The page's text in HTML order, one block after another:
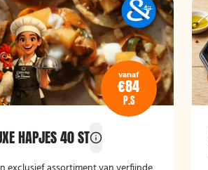
vanaf
€84
P.S
HAPJES 40 ST